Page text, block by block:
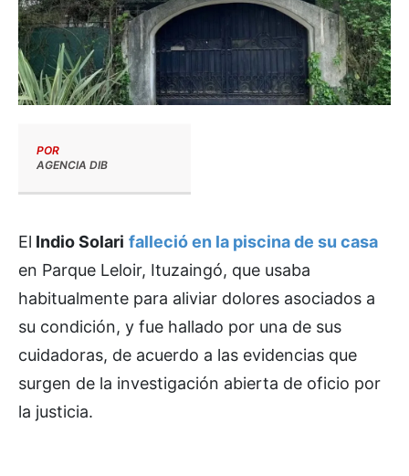
POR
AGENCIA DIB
El Indio Solari falleció en la piscina de su casa
en Parque Leloir, Ituzaingó, que usaba
habitualmente para aliviar dolores asociados a
su condición, y fue hallado por una de sus
cuidadoras, de acuerdo a las evidencias que
surgen de la investigación abierta de oficio por
la justicia.